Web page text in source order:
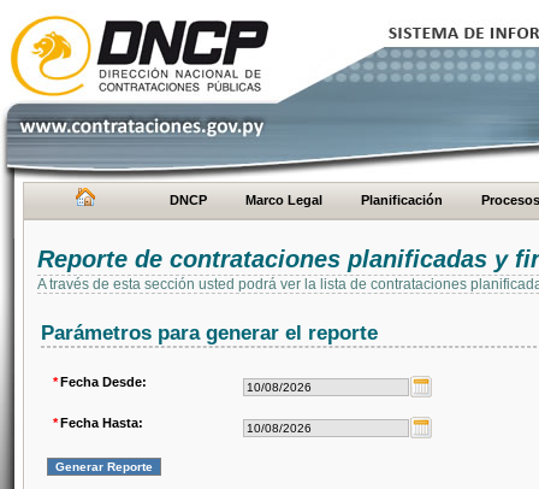
DNCP Marco Legal Planificación Procesos
Reporte de contrataciones planificadas y
A través de esta sección usted podrá ver la lista de contrataciones
Parámetros para generar el reporte
*Fecha Desde:
*Fecha Hasta: